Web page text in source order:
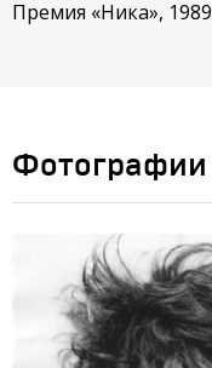
Премия «Ника», 1989
Фотографии